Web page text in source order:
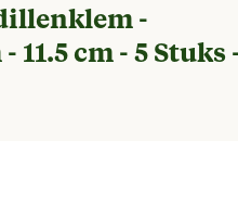
-
cm - 5 Stuks